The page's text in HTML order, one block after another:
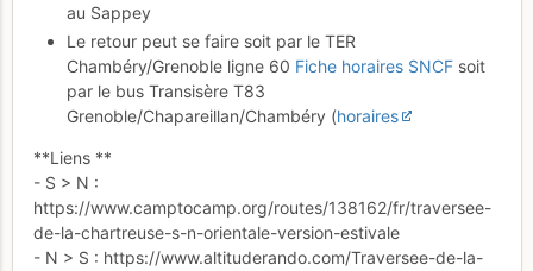
au Sappey
Le retour peut se faire soit par le TER
Chambéry/Grenoble ligne 60 Fiche horaires SNCF soit
par le bus Transisère T83
Grenoble/Chapareillan/Chambéry (horaires
**Liens **
- S > N :
https://www.camptocamp.org/routes/138162/fr/traversee-
de-la-chartreuse-s-n-orientale-version-estivale
- N > S : https://www.altituderando.com/Traversee-de-la-